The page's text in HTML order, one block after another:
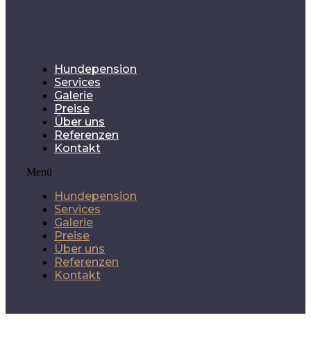
Hundepension
Services
Galerie
Preise
Über uns
Referenzen
Kontakt
Menü
Hundepension
Services
Galerie
Preise
Über uns
Referenzen
Kontakt